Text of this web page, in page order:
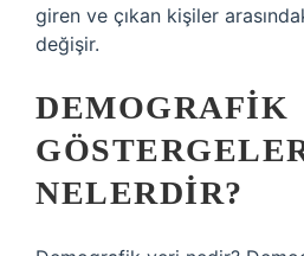
giren ve çıkan kişiler
değişir.
DEMOGRAFIK
NELERDIR?